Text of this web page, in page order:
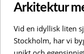
Arkitektur
Vid en idyllisk liten
Stockholm, har vi